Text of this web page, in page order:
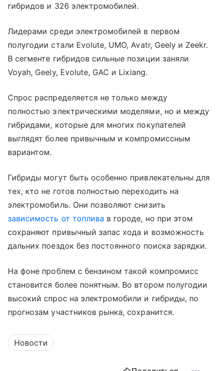
гибридов и 326 электромобилей.
Лидерами среди электромобилей в первом
полугодии стали Evolute, UMO, Avatr, Geely и Zeekr.
В сегменте гибридов сильные позиции заняли
Voyah, Geely, Evolute, GAC и Lixiang.
Спрос распределяется не только между
полностью электрическими моделями, но и между
гибридами, которые для многих покупателей
выглядят более привычным и компромиссным
вариантом.
Гибриды могут быть особенно привлекательны для
тех, кто не готов полностью переходить на
электромобиль. Они позволяют снизить
зависимость от топлива в городе, но при этом
сохраняют привычный запас хода и возможность
дальних поездок без постоянного поиска зарядки.
На фоне проблем с бензином такой компромисс
становится более понятным. Во втором полугодии
высокий спрос на электромобили и гибриды, по
прогнозам участников рынка, сохранится.
Новости